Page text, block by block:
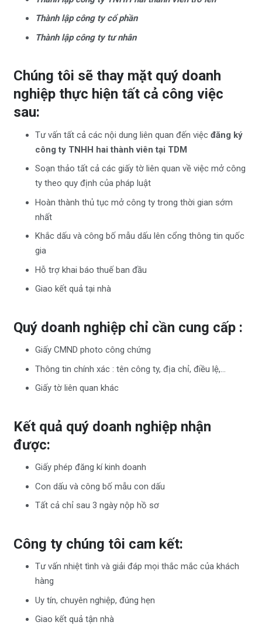
Thành lập công ty cổ phần
Thành lập công ty tư nhân
Chúng tôi sẽ thay mặt quý doanh
nghiệp thực hiện tất cả công việc
sau:
Tư vấn tất cả các nội dung liên quan đến việc đăng ký
công ty TNHH hai thành viên tại TDM
Soạn thảo tất cả các giấy tờ liên quan về việc mở công
ty theo quy định của pháp luật
Hoàn thành thủ tục mở công ty trong thời gian sớm
nhất
Khắc dấu và công bố mẫu dấu lên cổng thông tin quốc
gia
Hỗ trợ khai báo thuế ban đầu
Giao kết quả tại nhà
Quý doanh nghiệp chỉ cần cung cấp :
Giấy CMND photo công chứng
Thông tin chính xác : tên công ty, địa chỉ, điều lệ,…
Giấy tờ liên quan khác
Kết quả quý doanh nghiệp nhận
được:
Giấy phép đăng kí kinh doanh
Con dấu và công bố mẫu con dấu
Tất cả chỉ sau 3 ngày nộp hồ sơ
Công ty chúng tôi cam kết:
Tư vấn nhiệt tình và giải đáp mọi thắc mắc của khách
hàng
Uy tín, chuyên nghiệp, đúng hẹn
Giao kết quả tận nhà